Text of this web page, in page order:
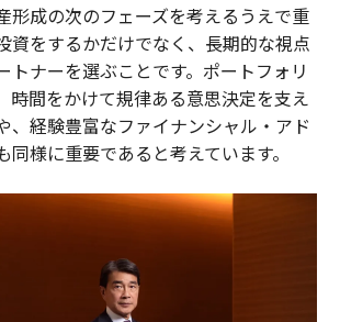
形成の次のフェーズを考えるうえで重
資をするかだけでなく、長期的な視点
トナーを選ぶことです。ポートフォリ
時間をかけて規律ある意思決定を支え
、経験豊富なファイナンシャル・アド
同様に重要であると考えています。